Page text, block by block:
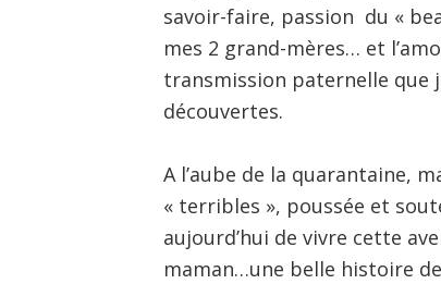
savoir-faire, passion du «
mes 2 grand-mères… et
transmission paternelle que
découvertes.
A l’aube de la quarantaine,
« terribles », poussée et
aujourd’hui de vivre cette
maman…une belle histoire